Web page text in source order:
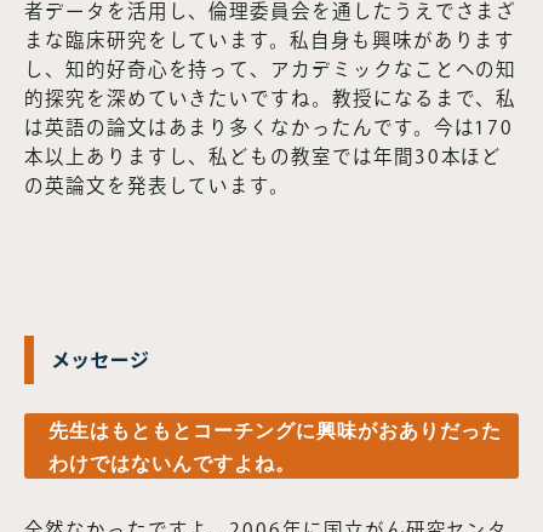
者データを活用し、倫理委員会を通したうえでさまざ
まな臨床研究をしています。私自身も興味があります
し、知的好奇心を持って、アカデミックなことへの知
的探究を深めていきたいですね。教授になるまで、私
は英語の論文はあまり多くなかったんです。今は170
本以上ありますし、私どもの教室では年間30本ほど
の英論文を発表しています。
メッセージ
先生はもともとコーチングに興味がおありだった
わけではないんですよね。